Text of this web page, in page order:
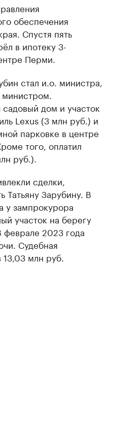
обеспечения
Спустя пять
в ипотеку 3-
Перми.
стал и.о. министра,
дом и участок
Lexus (3 млн руб.) и
парковке в центре
того, оплатил
руб.).
сделки,
Татьяну Зарубину. В
у зампрокурора
участок на берегу
2023 года
Судебная
млн руб.